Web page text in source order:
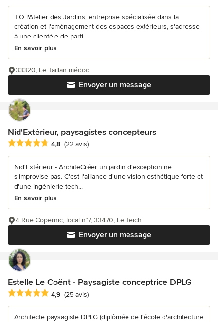
T.O l'Atelier des Jardins, entreprise spécialisée dans la
création et l'aménagement des espaces extérieurs, s'adresse
à une clientèle de parti...
En savoir plus
Envoyer un message
33320, Le Taillan médoc
Nid'Extérieur, paysagistes concepteurs
Note moyenne : 4.8 étoiles sur 5
4,8 (22 avis)
Nid'Extérieur - ArchiteCréer un jardin d'exception ne
s'improvise pas. C'est l'alliance d'une vision esthétique forte et
d'une ingénierie tech...
En savoir plus
Envoyer un message
4 Rue Copernic, local n°7, 33470, Le Teich
Estelle Le Coënt - Paysagiste conceptrice DPLG
Note moyenne : 4.9 étoiles sur 5
4,9 (25 avis)
Architecte paysagiste DPLG (diplômée de l'école d'architecture